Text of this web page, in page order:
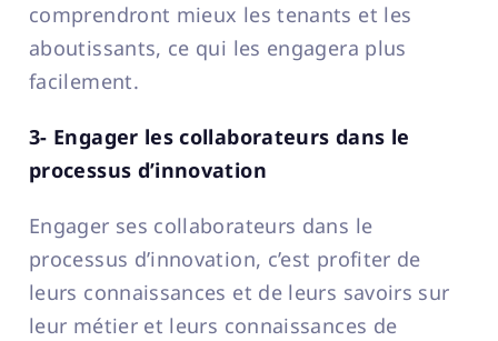
comprendront mieux les tenants et les
aboutissants, ce qui les engagera plus
facilement.
3- Engager les collaborateurs dans le
processus d’innovation
Engager ses collaborateurs dans le
processus d’innovation, c’est profiter de
leurs connaissances et de leurs savoirs sur
leur métier et leurs connaissances de